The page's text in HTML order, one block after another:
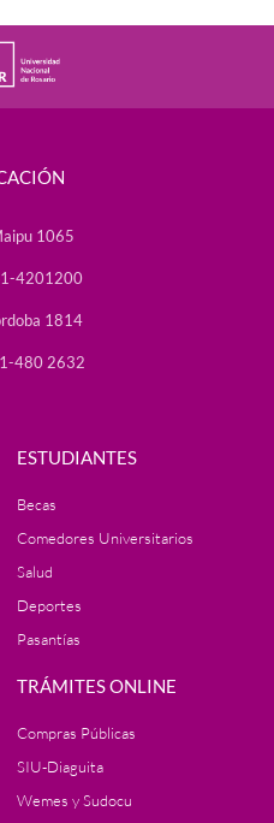
1065
4201200
1814
480 2632
ESTUDIANTES
Becas
Comedores Universitarios
Salud
Deportes
Pasantías
TRÁMITES ONLINE
Compras Públicas
SIU-Diaguita
Wemes y Sudocu